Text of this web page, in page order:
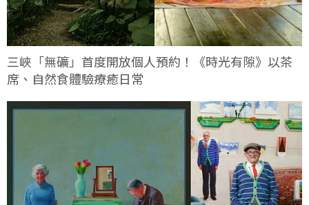
三峽「無礦」首度開放個人預約！《時光有隙》以茶
席、自然食體驗療癒日常